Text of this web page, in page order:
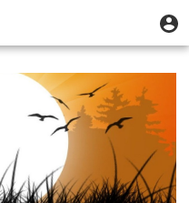
contenu